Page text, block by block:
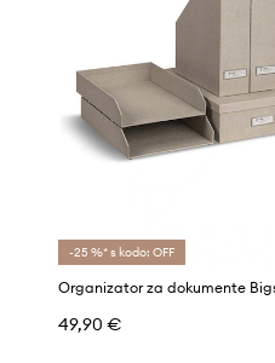
-25 %* s kodo: OFF
49,90 €